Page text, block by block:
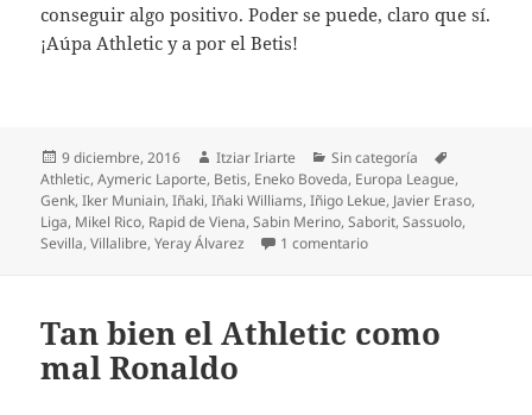
conseguir algo positivo. Poder se puede, claro que sí.
¡Aúpa Athletic y a por el Betis!
Publicado
el
9 diciembre, 2016 Autor
Itziar Iriarte Categorías
Sin categoría
Athletic,Aymeric Laporte, Betis, Eneko Boveda, Europa League,
Genk,Iker Muniain,Iñaki,Iñaki Williams,Iñigo Lekue, Javier Eraso,
Liga, Mikel Rico, Rapid de Viena,Sabin Merino,Saborit,Sassuolo,
Sevilla,Villalibre,Yeray Álvarez 1 comentarioen El Athletic sólo
Tan bien el Athletic como
mal Ronaldo